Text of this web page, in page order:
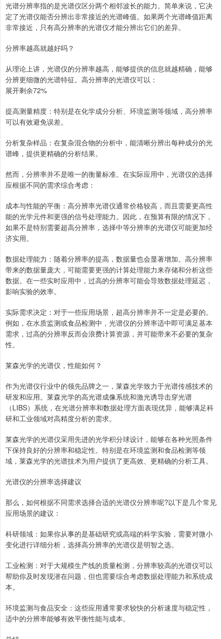
光谱分辨率指的是光谱仪区分两个相邻波长的能力。简单来说，它决
定了光谱仪能否分辨出非常接近的光谱峰值。如果两个光谱峰值距离
非常接近，只有高分辨率的光谱仪才能分辨出它们的差异。
分辨率越高就越好吗？
从理论上讲，光谱仪的分辨率越高，能够提供的信息就越精确，能够
分辨更细微的光谱特征。高分辨率的光谱仪可以：
展开剩余72%
提高测量精度：特别是在化学成分分析、环境监测等领域，高分辨率
可以有效避免误差。
分析复杂样品：在复杂混合物的分析中，能清晰分辨出每种成分的光
谱峰，提供更精确的分析结果。
然而，分辨率并不是唯一的衡量标准。在实际应用中，光谱仪的选择
应根据不同的需求综合考虑：
成本与性能的平衡：高分辨率光谱仪通常价格较高，而且需要更高性
能的光学元件和更强的信号处理能力。因此，在预算有限的情况下，
如果不是特别需要超高分辨率，选择中等分辨率的光谱仪可能更加经
济实用。
数据处理能力：随着分辨率的提高，数据量也会显著增加。高分辨率
带来的数据量庞大，可能需要更强的计算处理能力来存储和分析这些
数据。在一些实时应用中，过高的分辨率可能会导致数据处理延迟，
影响实验的效率。
实际需求决定：对于一些应用场景，超高分辨率并不一定是必要的。
例如，在水质监测或食品检测中，光谱仪的分辨率适中即可满足基本
需求，过高的分辨率反而会浪费计算资源，并可能带来不必要的复杂
性。
莱森光学的光谱仪，性能如何？
作为光谱仪行业中的领先品牌之一，莱森光学致力于光谱传感技术的
研发和应用。莱森光学的高光谱成像系统和激光诱导击穿光谱
（LIBS）系统，在光谱分辨率和数据处理方面表现优异，能够满足科
研和工业领域对高精度分析的需求。
莱森光学的光谱仪采用先进的光学积分球设计，能够在各种光照条件
下保持良好的分辨率和稳定性。特别是在环境监测和食品检测等领
域，莱森光学的光谱技术为用户提供了更高效、更精确的分析工具。
光谱仪的分辨率选择建议
那么，如何根据不同需求选择合适的光谱仪分辨率呢?以下是几个常见
应用场景的建议：
科研领域：如果你从事的是基础研究或高端的科学实验，需要对微小
变化进行详细分析，选择高分辨率的光谱仪是明智之选。
工业检测：对于大规模生产线的质量检测，分辨率较高的光谱仪可以
帮助你及时发现潜在问题，但也需要综合考虑数据处理能力和系统成
本。
环境监测与食品安全：这些应用通常要求较快的分析速度与稳定性，
适中的分辨率能够有效平衡性能与成本。